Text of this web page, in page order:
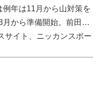
年は11月から山対策を
月から準備開始。前田…
サイト、ニッカンスポー